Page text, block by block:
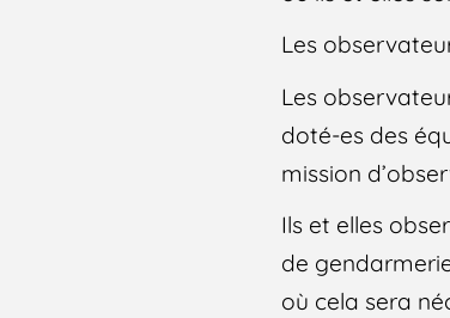
Les
Les
doté-es des
mission
Ils et elles
de
où cela sera